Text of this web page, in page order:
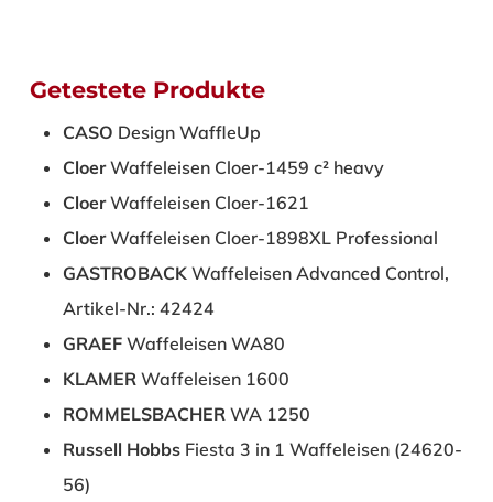
Getestete Produkte
CASO Design WaffleUp
CloerWaffeleisen Cloer-1459 c² heavy
CloerWaffeleisen Cloer-1621
CloerWaffeleisen Cloer-1898XL Professional
GASTROBACKWaffeleisen Advanced Control,
Artikel-Nr.: 42424
GRAEFWaffeleisen WA80
KLAMER Waffeleisen 1600
ROMMELSBACHERWA 1250
Russell HobbsFiesta 3 in 1 Waffeleisen (24620-
56)